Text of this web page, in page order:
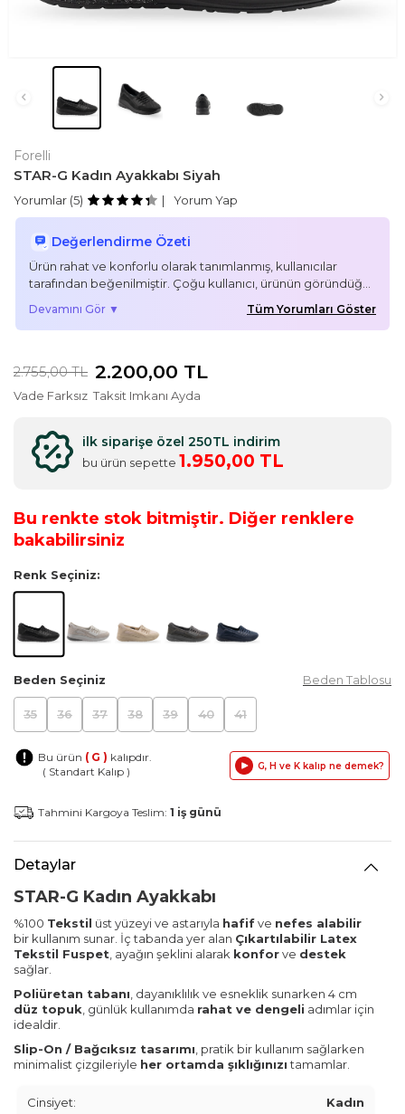
Forelli
STAR-G Kadın Ayakkabı Siyah
Yorumlar (5) Yorum Yap
Değerlendirme Özeti
Ürün rahat ve konforlu olarak tanımlanmış, kullanıcılar
tarafından beğenilmiştir. Çoğu kullanıcı, ürünün göründüğü
teslimat ve özenli paketleme, kullanıcılar tarafından takdir
edilmiştir.
Devamını Gör ▼ Tüm Yorumları Göster
2.755,00TL 2.200,00 TL
Vade Farksız Taksit Imkanı Ayda
ilk siparişe özel 250TL indirim
bu ürün sepette 1.950,00 TL
Bu renkte stok bitmiştir. Diğer renklere
bakabilirsiniz
Renk Seçiniz:
Beden Seçiniz Beden Tablosu
35 36 37 38 39 40 41
Bu ürün ( G ) kalıpdır.
( Standart Kalıp )
G, H ve K kalıp ne demek?
Tahmini Kargoya Teslim: 1 iş günü
Detaylar
STAR-G Kadın Ayakkabı
%100 Tekstil üst yüzeyi ve astarıyla hafifve nefes alabilir
bir kullanım sunar. İç tabanda yer alan Çıkartılabilir Latex
Tekstil Fuspet, ayağın şeklini alarak konforve destek
sağlar.
Poliüretan tabanı, dayanıklılık ve esneklik sunarken 4 cm
düz topuk, günlük kullanımda rahat ve dengeli adımlar için
idealdir.
Slip-On / Bağcıksız tasarımı, pratik bir kullanım sağlarken
minimalist çizgileriyle her ortamda şıklığınızıtamamlar.
Cinsiyet: Kadın